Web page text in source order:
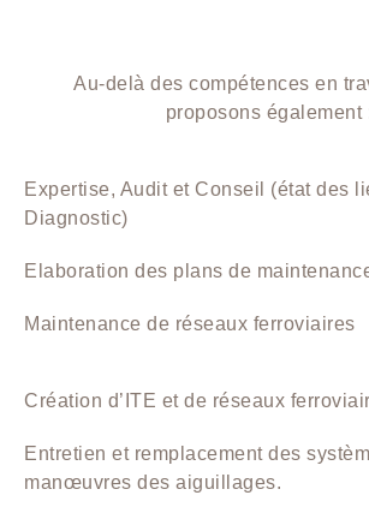
Au-delà des compétences en
proposons également
Expertise, Audit et Conseil (état des
Diagnostic)
Elaboration des plans de
Maintenance de réseaux ferroviaires
Création d’ITE et de réseaux
Entretien et remplacement des
manœuvres des aiguillages.